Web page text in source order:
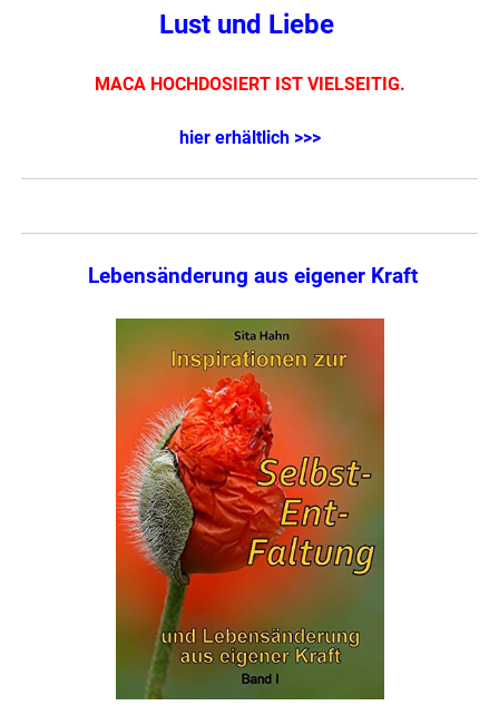
Lust und Liebe
MACA HOCHDOSIERT IST VIELSEITIG.
hier erhältlich >>>
Lebensänderung aus eigener Kraft